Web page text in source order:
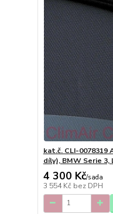
kat.č. CLI-0078319
díly), BMW Serie 3,
4 300 Kč/sada
3 554 Kč bez DPH